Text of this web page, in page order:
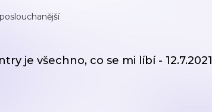
je všechno, co se mi líbí - 12.7.2021